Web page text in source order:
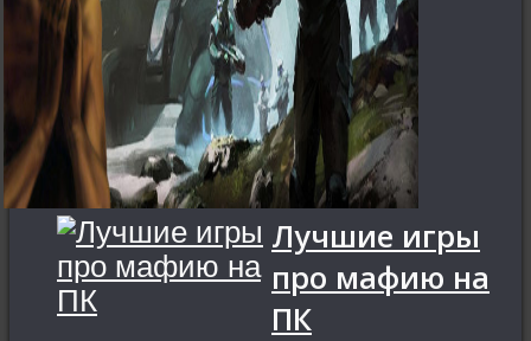
Лучшие игры
про мафию на
ПК